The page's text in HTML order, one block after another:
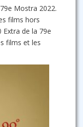
Mostra 2022.
films hors
de la 79e
films et les